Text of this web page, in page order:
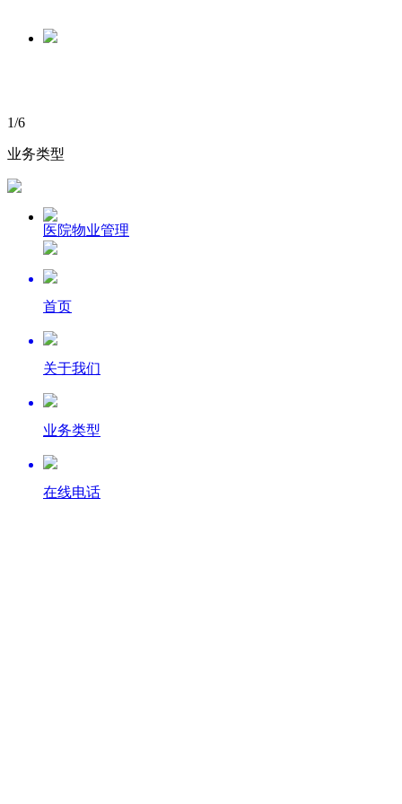
1/6
业务类型
医院物业管理
首页
关于我们
业务类型
在线电话